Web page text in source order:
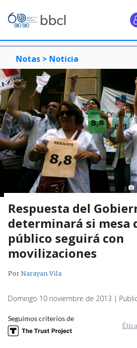
Notas > Noticia
Respuesta del
determinará si mesa
público seguirá con
movilizaciones
PorNarayan Vila
Domingo 10 noviembre de 2013 |
Seguimos criterios de